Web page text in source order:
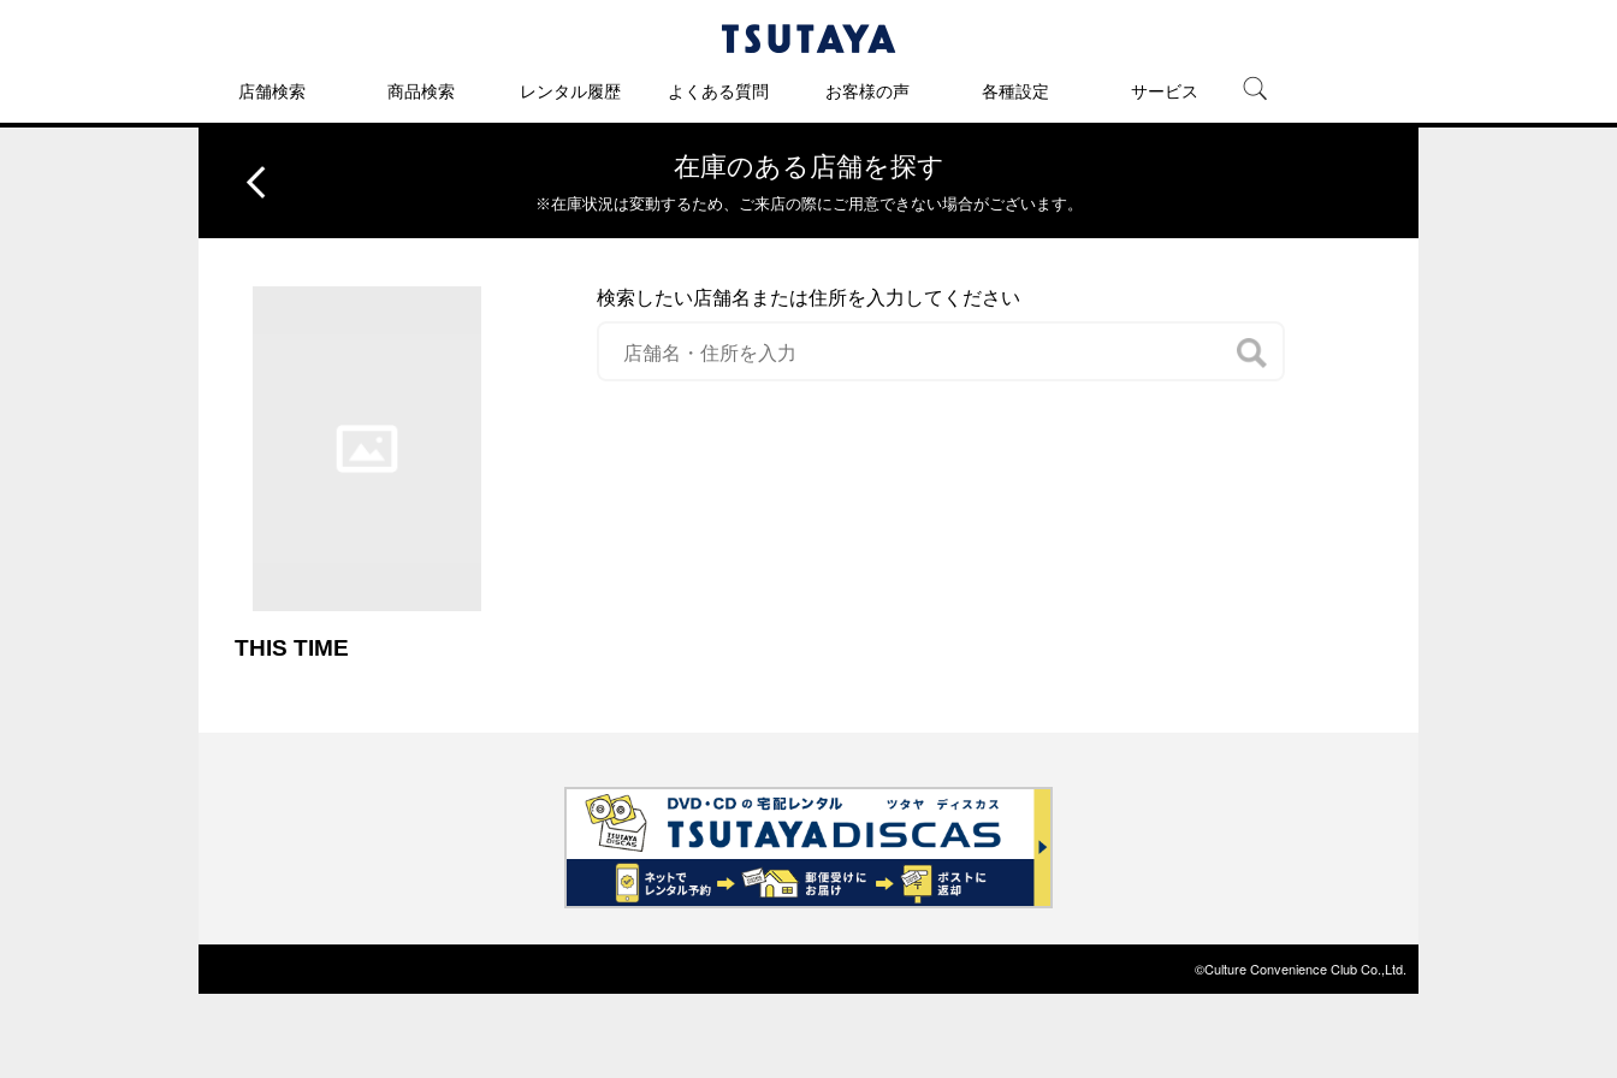
店舗検索 商品検索 レンタル履歴 よくある質問 お客様の声 各種設定 サービス
在庫のある店舗を探す
※在庫状況は変動するため、 ご来店の際にご用意できない場合がございます。
THIS TIME
検索したい店舗名または住所を入力してください
©Culture Convenience Club Co.,Ltd.